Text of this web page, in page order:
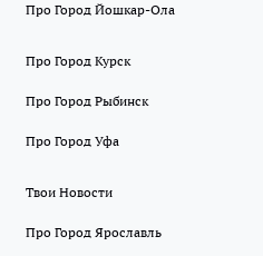
Про Город Йошкар-Ола
Про Город Курск
Про Город Рыбинск
Про Город Уфа
Твои Новости
Про Город Ярославль